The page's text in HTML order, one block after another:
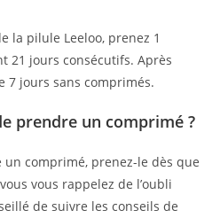
la pilule Leeloo, prenez 1
21 jours consécutifs. Après
7 jours sans comprimés.
prendre un comprimé ?
comprimé, prenez-le dès que
vous rappelez de l’oubli
de suivre les conseils de